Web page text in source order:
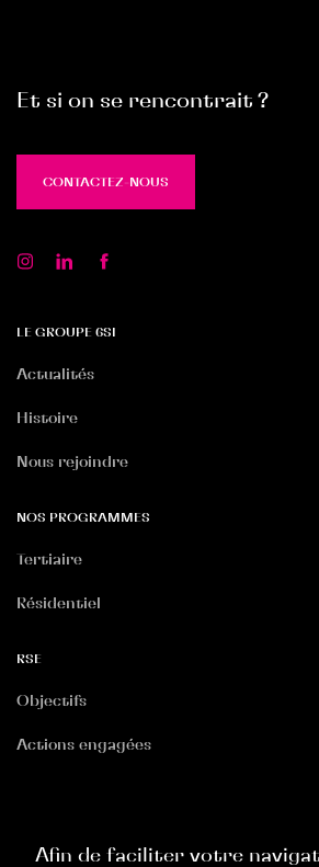
Et si on se rencontrait ?
CONTACTEZ-NOUS
LE GROUPE 6SI
Actualités
Histoire
Nous rejoindre
NOS PROGRAMMES
Tertiaire
Résidentiel
RSE
Objectifs
Actions engagées
Afin de faciliter votre